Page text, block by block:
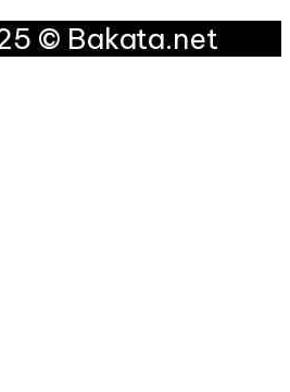
© Bakata.net